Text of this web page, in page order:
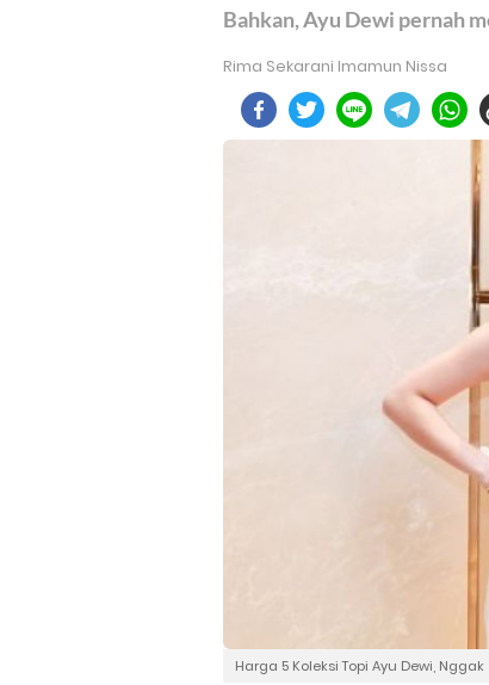
Bahkan, Ayu Dewi pernah
Rima Sekarani Imamun Nissa
Harga 5 Koleksi Topi Ayu Dewi,